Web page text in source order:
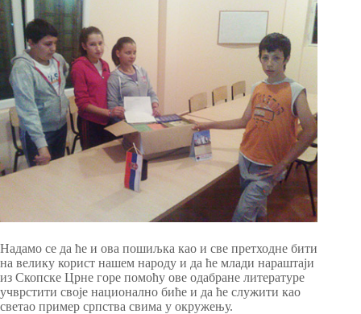
Надамо се да ће и ова пошиљка као и све претходне бити
на велику корист нашем народу и да ће млади нараштаји
из Скопске Црне горе помоћу ове одабране литературе
учврстити своје национално биће и да ће служити као
светао пример српства свима у окружењу.